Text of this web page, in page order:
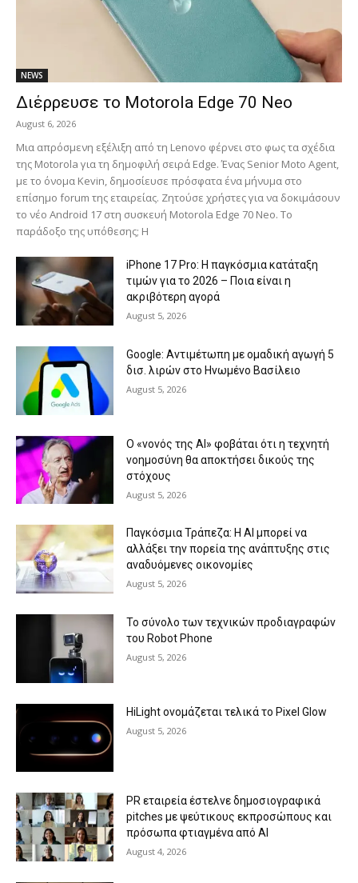
NEWS
Διέρρευσε το Motorola Edge 70 Neo
August 6, 2026
Μια απρόσμενη εξέλιξη από τη Lenovo φέρνει στο φως τα σχέδια
της Motorola για τη δημοφιλή σειρά Edge. Ένας Senior Moto Agent,
με το όνομα Kevin, δημοσίευσε πρόσφατα ένα μήνυμα στο
επίσημο forum της εταιρείας. Ζητούσε χρήστες για να δοκιμάσουν
το νέο Android 17 στη συσκευή Motorola Edge 70 Neo. Το
παράδοξο της υπόθεσης; Η
iPhone 17 Pro: Η παγκόσμια κατάταξη
τιμών για το 2026 – Ποια είναι η
ακριβότερη αγορά
August 5, 2026
Google: Αντιμέτωπη με ομαδική αγωγή 5
δισ. λιρών στο Ηνωμένο Βασίλειο
August 5, 2026
Ο «νονός της AI» φοβάται ότι η τεχνητή
νοημοσύνη θα αποκτήσει δικούς της
στόχους
August 5, 2026
Παγκόσμια Τράπεζα: Η AI μπορεί να
αλλάξει την πορεία της ανάπτυξης στις
αναδυόμενες οικονομίες
August 5, 2026
Το σύνολο των τεχνικών προδιαγραφών
του Robot Phone
August 5, 2026
HiLight ονομάζεται τελικά το Pixel Glow
August 5, 2026
PR εταιρεία έστελνε δημοσιογραφικά
pitches με ψεύτικους εκπροσώπους και
πρόσωπα φτιαγμένα από AI
August 4, 2026